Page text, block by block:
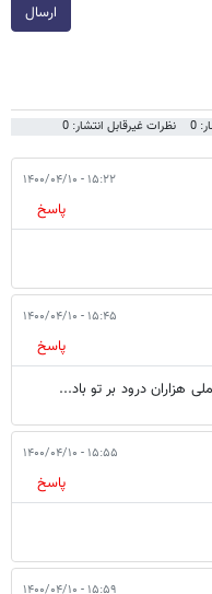
ارسال
0 نظرات غیرقابل انتشار: 0
۱۵:۲۲ - ۱۴۰۰/۰۴/۱۰
پاسخ
۱۵:۴۵ - ۱۴۰۰/۰۴/۱۰
پاسخ
هزاران درود بر تو باد...
۱۵:۵۵ - ۱۴۰۰/۰۴/۱۰
پاسخ
۱۵:۵۹ - ۱۴۰۰/۰۴/۱۰